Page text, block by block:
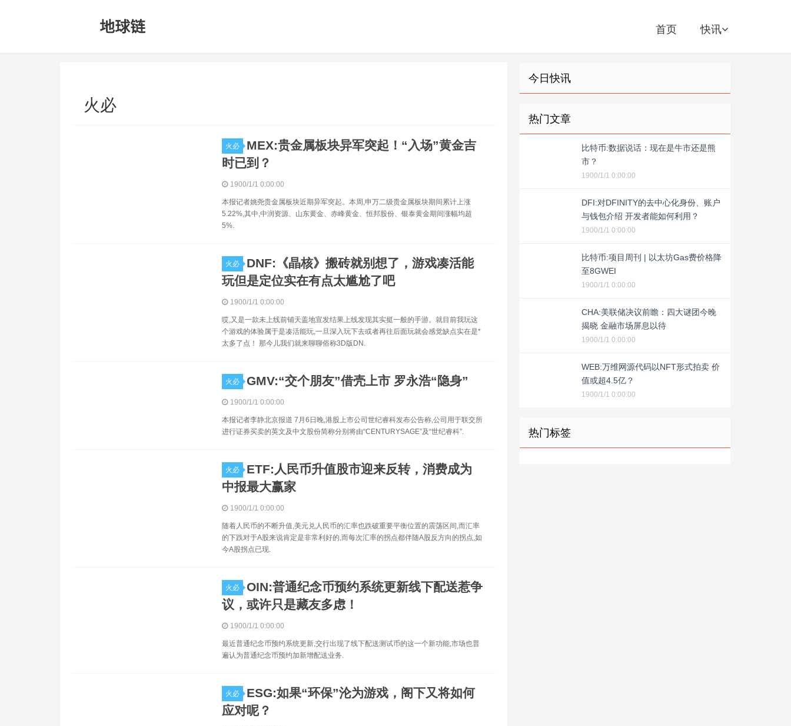
首页 快讯
火必
火必
MEX:贵金属板块异军突起！“入场”黄金吉
时已到？
1900/1/1 0:00:00
本报记者姚尧贵金属板块近期异军突起。本周,申万二级贵金属板块期间累计上涨
5.22%,其中,中润资源、山东黄金、赤峰黄金、恒邦股份、银泰黄金期间涨幅均超
5%.
火必
DNF:《晶核》搬砖就别想了，游戏凑活能
玩但是定位实在有点太尴尬了吧
1900/1/1 0:00:00
哎,又是一款未上线前铺天盖地宣发结果上线发现其实挺一般的手游。就目前我玩这
个游戏的体验属于是凑活能玩,一旦深入玩下去或者再往后面玩就会感觉缺点实在是*
太多了点！ 那今儿我们就来聊聊俗称3D版DN.
火必 GMV:“交个朋友”借壳上市 罗永浩“隐身”
1900/1/1 0:00:00
本报记者李静北京报道 7月6日晚,港股上市公司世纪睿科发布公告称,公司用于联交所
进行证券买卖的英文及中文股份简称分别将由“CENTURYSAGE”及“世纪睿科”.
火必
ETF:人民币升值股市迎来反转，消费成为
中报最大赢家
1900/1/1 0:00:00
随着人民币的不断升值,美元兑人民币的汇率也跌破重要平衡位置的震荡区间,而汇率
的下跌对于A股来说肯定是非常利好的,而每次汇率的拐点都伴随A股反方向的拐点,如
今A股拐点已现.
火必
OIN:普通纪念币预约系统更新线下配送惹争
议，或许只是藏友多虑！
1900/1/1 0:00:00
最近普通纪念币预约系统更新,交行出现了线下配送测试币的这一个新功能,市场也普
遍认为普通纪念币预约加新增配送业务.
火必
ESG:如果“环保”沦为游戏，阁下又将如何
应对呢？
今日快讯
热门文章
比特币:数据说话：现在是牛市还是熊
市？
1900/1/1 0:00:00
DFI:对DFINITY的去中心化身份、账户
与钱包介绍 开发者能如何利用？
1900/1/1 0:00:00
比特币:项目周刊 | 以太坊Gas费价格降
至8GWEI
1900/1/1 0:00:00
CHA:美联储决议前瞻：四大谜团今晚
揭晓 金融市场屏息以待
1900/1/1 0:00:00
WEB:万维网源代码以NFT形式拍卖 价
值或超4.5亿？
1900/1/1 0:00:00
热门标签